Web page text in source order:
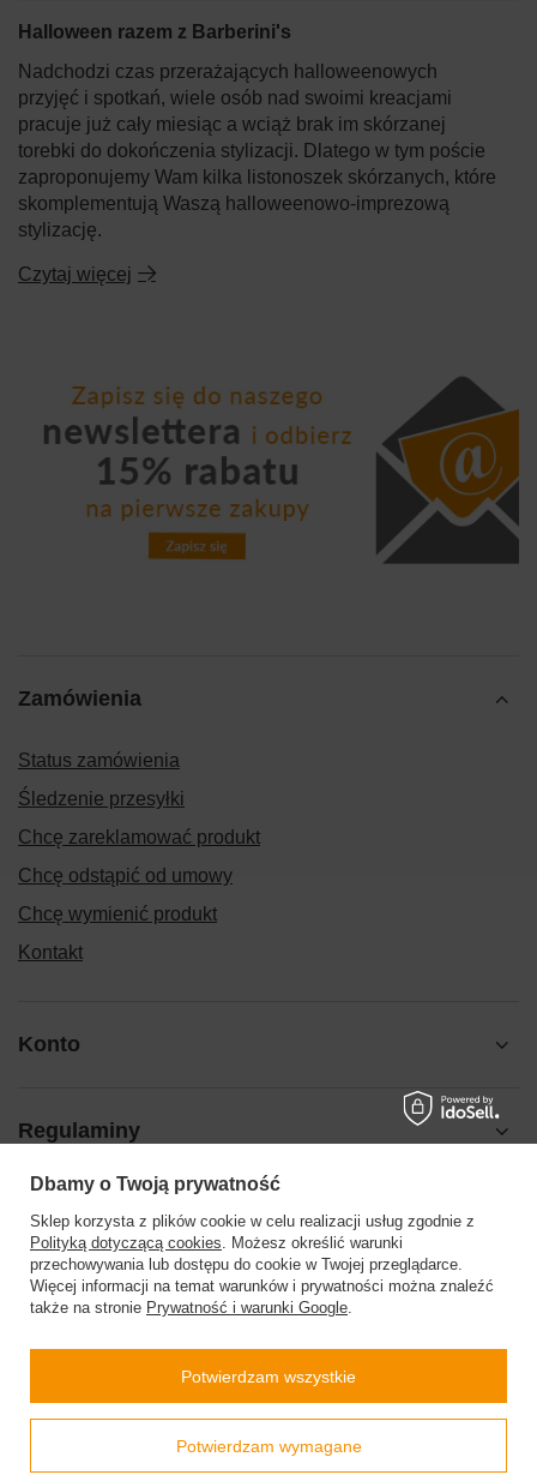
Halloween razem z Barberini's
Nadchodzi czas przerażających halloweenowych
przyjęć i spotkań, wiele osób nad swoimi kreacjami
pracuje już cały miesiąc a wciąż brak im skórzanej
torebki do dokończenia stylizacji. Dlatego w tym poście
zaproponujemy Wam kilka listonoszek skórzanych, które
skomplementują Waszą halloweenowo-imprezową
stylizację.
Czytaj więcej
Zamówienia
Status zamówienia
Śledzenie przesyłki
Chcę zareklamować produkt
Chcę odstąpić od umowy
Chcę wymienić produkt
Kontakt
Konto
Regulaminy
Pomoc
504199123 sklep@barberinis.pl
,32-087Bibice
W sklepie prezentujemy ceny brutto (z VAT).
Dbamy o Twoją prywatność
Sklep korzysta z plików cookie w celu realizacji usług zgodnie z
Polityką dotyczącą cookies. Możesz określić warunki
przechowywania lub dostępu do cookie w Twojej przeglądarce.
Więcej informacji na temat warunków i prywatności można znaleźć
także na stronie Prywatność i warunki Google.
Potwierdzam wymagane
Potwierdzam wszystkie